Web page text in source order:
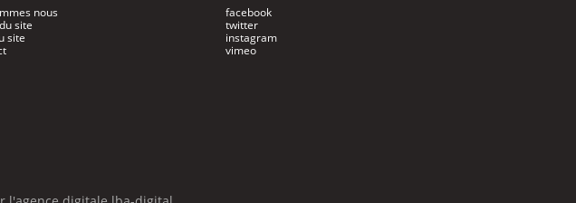
nous
site
site
facebook
twitter
instagram
vimeo